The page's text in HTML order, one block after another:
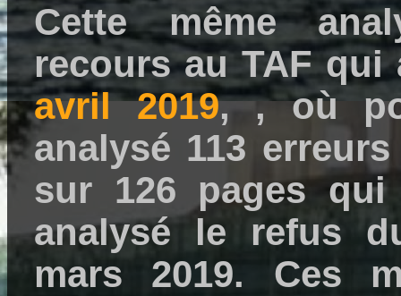
Cette même
recours au TAF
avril 2019, , où
analysé 113
sur 126 pages qui
analysé le refus
mars 2019. Ces